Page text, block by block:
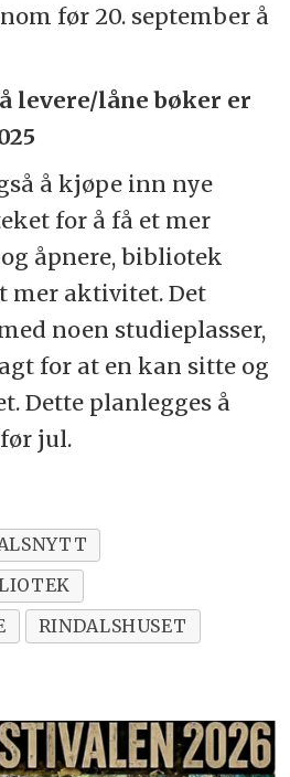
før 20. september å
levere/låne bøker er
å kjøpe inn nye
for å få et mer
åpnere, bibliotek
aktivitet. Det
noen studieplasser,
for at en kan sitte og
Dette planlegges å
jul.
RINDALSHUSET